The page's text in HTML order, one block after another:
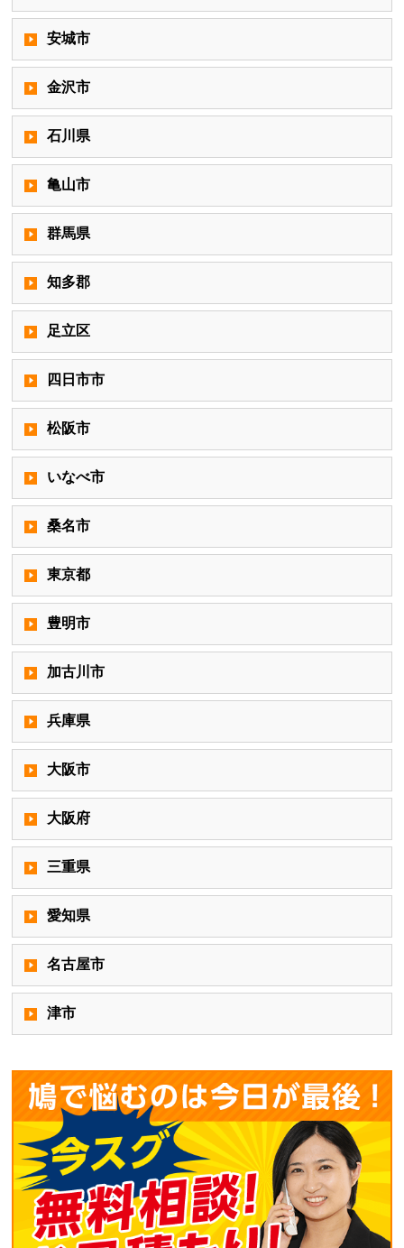
安城市
金沢市
石川県
亀山市
群馬県
知多郡
足立区
四日市市
松阪市
いなべ市
桑名市
東京都
豊明市
加古川市
兵庫県
大阪市
大阪府
三重県
愛知県
名古屋市
津市